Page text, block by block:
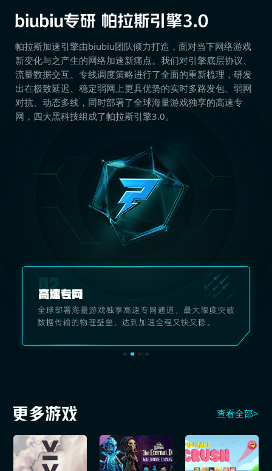
帕拉斯加速引擎由biubiu团队倾力打造，面对当下网络游戏
新变化与之产生的网络加速新痛点。我们对引擎底层协议、
流量数据交互、专线调度策略进行了全面的重新梳理，研发
出在极致延迟、稳定弱网上更具优势的实时多路发包、弱网
对抗、动态多线，同时部署了全球海量游戏独享的高速专
网，四大黑科技组成了帕拉斯引擎3.0。
查看全部>